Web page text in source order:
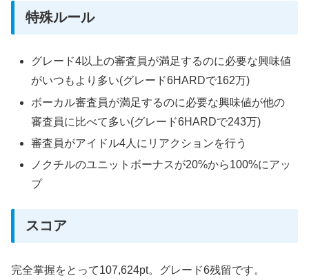
特殊ルール
グレード4以上の審査員が満足するのに必要な興味値
がいつもより多い(グレード6HARDで162万)
ボーカル審査員が満足するのに必要な興味値が他の
審査員に比べて多い(グレード6HARDで243万)
審査員がアイドル4人にリアクションを行う
ノクチルのユニットボーナスが20%から100%にアッ
プ
スコア
完全掌握をとって107,624pt。グレード6残留です。